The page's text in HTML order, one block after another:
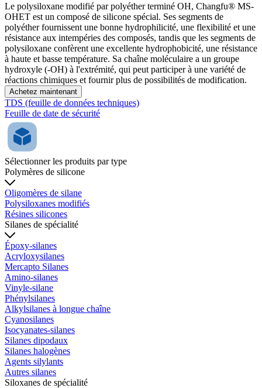
Le polysiloxane modifié par polyéther terminé OH, Changfu® MS-
OHET est un composé de silicone spécial. Ses segments de
polyéther fournissent une bonne hydrophilicité, une flexibilité et une
résistance aux intempéries des composés, tandis que les segments de
polysiloxane confèrent une excellente hydrophobicité, une résistance
à haute et basse température. Sa chaîne moléculaire a un groupe
hydroxyle (-OH) à l'extrémité, qui peut participer à une variété de
réactions chimiques et fournir plus de possibilités de modification.
Achetez maintenant
TDS (feuille de données techniques)
Feuille de date de sécurité
Sélectionner les produits par type
Polymères de silicone
Oligomères de silane
Polysiloxanes modifiés
Résines silicones
Silanes de spécialité
Époxy-silanes
Acryloxysilanes
Mercapto Silanes
Amino-silanes
Vinyle-silane
Phénylsilanes
Alkylsilanes à longue chaîne
Cyanosilanes
Isocyanates-silanes
Silanes dipodaux
Silanes halogènes
Agents silylants
Autres silanes
Siloxanes de spécialité